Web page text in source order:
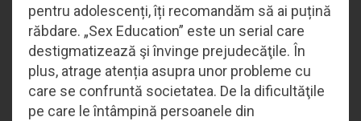
pentru adolescenți, îți recomandăm să ai puțină
răbdare. „Sex Education” este un serial care
destigmatizează şi învinge prejudecăţile. În
plus, atrage atenția asupra unor probleme cu
care se confruntă societatea. De la dificultăţile
pe care le întâmpină persoanele din